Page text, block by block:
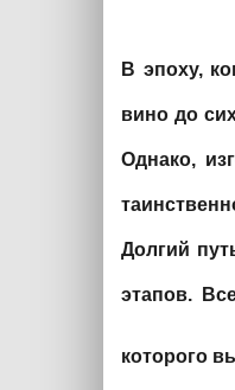
В эпоху,
вино до
Однако,
Долгий
этапов.
которого